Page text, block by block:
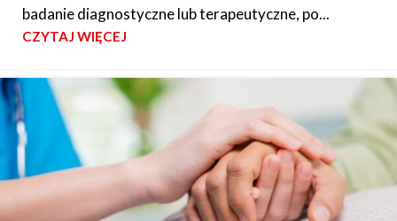
badanie diagnostyczne lub terapeutyczne, po...
CZYTAJ WIĘCEJ